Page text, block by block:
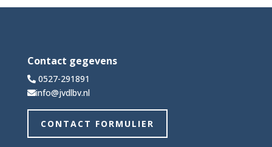
Contact gegevens
0527-291891
info@jvdlbv.nl
CONTACT FORMULIER